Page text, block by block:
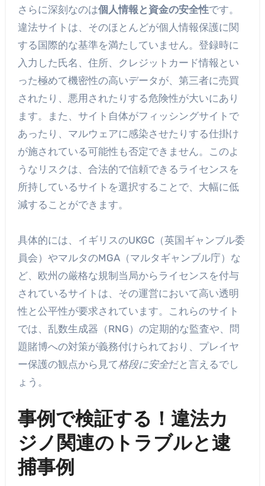
さらに深刻なのは個人情報と資金の安全性です。
違法サイトは、そのほとんどが個人情報保護に関
する国際的な基準を満たしていません。登録時に
入力した氏名、住所、クレジットカード情報とい
った極めて機密性の高いデータが、第三者に売買
されたり、悪用されたりする危険性が大いにあり
ます。また、サイト自体がフィッシングサイトで
あったり、マルウェアに感染させたりする仕掛け
が施されている可能性も否定できません。このよ
うなリスクは、合法的で信頼できるライセンスを
所持しているサイトを選択することで、大幅に低
減することができます。
具体的には、イギリスのUKGC（英国ギャンブル委
員会）やマルタのMGA（マルタギャンブル庁）な
ど、欧州の厳格な規制当局からライセンスを付与
されているサイトは、その運営において高い透明
性と公平性が要求されています。これらのサイト
では、乱数生成器（RNG）の定期的な監査や、問
題賭博への対策が義務付けられており、プレイヤ
ー保護の観点から見て格段に安全だと言えるでし
ょう。
事例で検証する！違法カ
ジノ関連のトラブルと逮
捕事例